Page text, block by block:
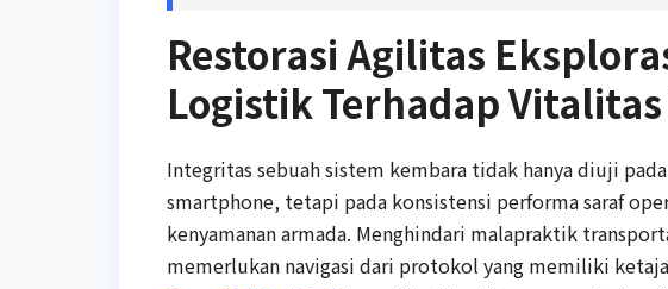
Restorasi Agilitas
Logistik Terhadap
Integritas sebuah sistem kembara tidak hanya diuji
smartphone, tetapi pada konsistensi performa saraf
kenyamanan armada. Menghindari malapraktik
memerlukan navigasi dari protokol yang memiliki